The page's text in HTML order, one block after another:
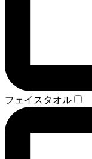
フェイスタオル